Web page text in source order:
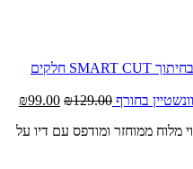
₪129.00
המחיר
היה:
₪99.00
העשוי מלוח ממוחזר ומודפס עם דיו על